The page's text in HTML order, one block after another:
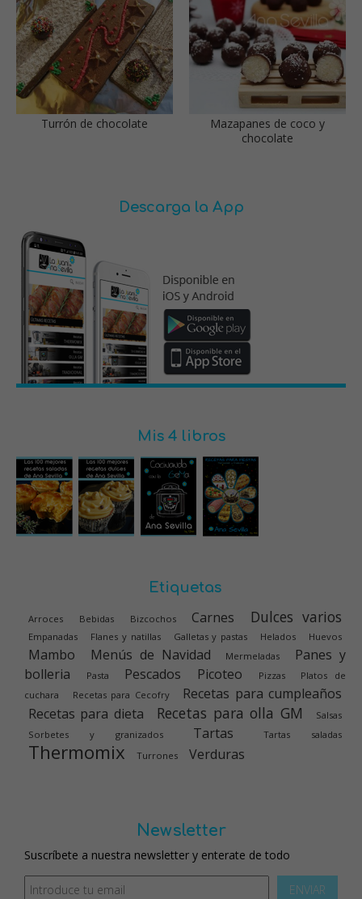
Turrón de chocolate
Mazapanes de coco y
chocolate
Descarga la App
Mis 4 libros
Etiquetas
Arroces Bebidas Bizcochos Carnes Dulces varios
Empanadas Flanes y natillas Galletas y pastas Helados Huevos
Mambo Menús de Navidad Mermeladas
Panes y
bolleria
Pasta Pescados Picoteo Pizzas
Platos de
cuchara
Recetas para Cecofry
Recetas para cumpleaños
Recetas para dieta
Recetas para olla GM
Salsas
Sorbetes y granizados
Tartas Tartas saladas
Thermomix Turrones Verduras
Newsletter
Suscríbete a nuestra newsletter y enterate de todo
ENVIAR